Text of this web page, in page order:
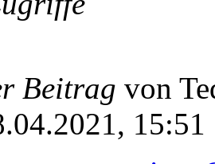
Beitrag von
15:51